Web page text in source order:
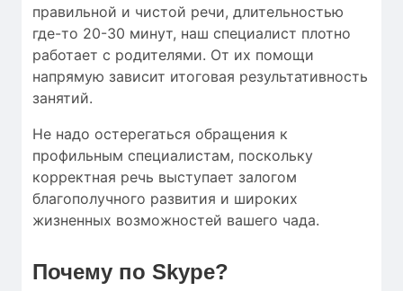
правильной и чистой речи, длительностью
где-то 20-30 минут, наш специалист плотно
работает с родителями. От их помощи
напрямую зависит итоговая результативность
занятий.
Не надо остерегаться обращения к
профильным специалистам, поскольку
корректная речь выступает залогом
благополучного развития и широких
жизненных возможностей вашего чада.
Почему по Skype?